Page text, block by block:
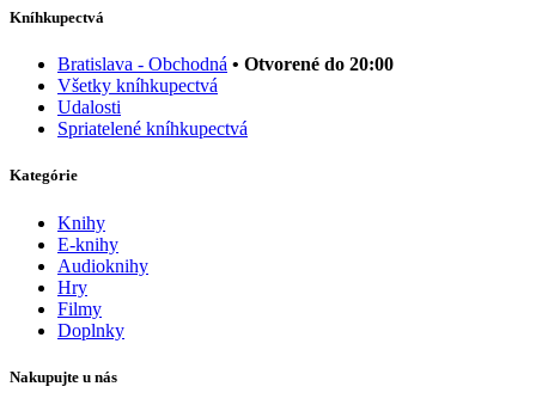
Kníhkupectvá
Bratislava - Obchodná • Otvorené do 20:00
Všetky kníhkupectvá
Udalosti
Spriatelené kníhkupectvá
Kategórie
Knihy
E-knihy
Audioknihy
Hry
Filmy
Doplnky
Nakupujte u nás